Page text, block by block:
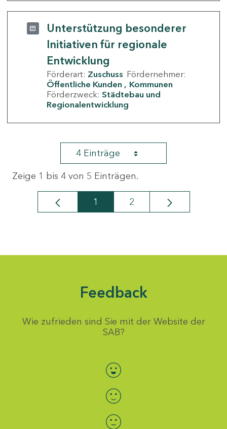
Unterstützung besonderer
Initiativen für regionale
Entwicklung
Förderart: Zuschuss Fördernehmer:
Öffentliche Kunden
Kommunen
Förderzweck: Städtebau und
Regionalentwicklung
4 Einträge
Zeige 1 bis 4 von 5 Einträgen.
Seite
1 Seite
2
Feedback
Wie zufrieden sind Sie mit der Website der
SAB?
Bewertung auswählen